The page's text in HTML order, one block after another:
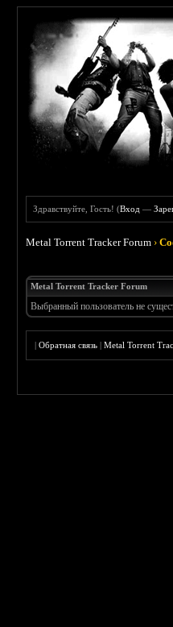
Здравствуйте, Гость! (Вход —
Metal Torrent Tracker Forum ›
Metal Torrent Tracker Forum
Выбранный пользователь не
|Обратная связь |Metal Torrent